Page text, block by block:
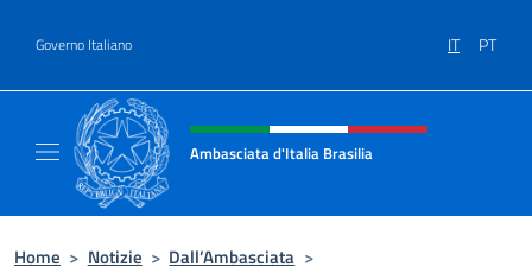
Governo Italiano IT PT
Intestazione sito, social e menù
Ambasciata d'Italia Brasilia
Home > Notizie > Dall’Ambasciata >